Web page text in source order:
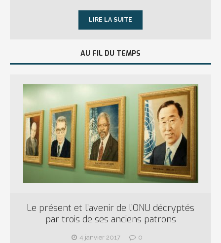
LIRE LA SUITE
AU FIL DU TEMPS
Le présent et l’avenir de l’ONU décryptés
par trois de ses anciens patrons
4 janvier 2017
0